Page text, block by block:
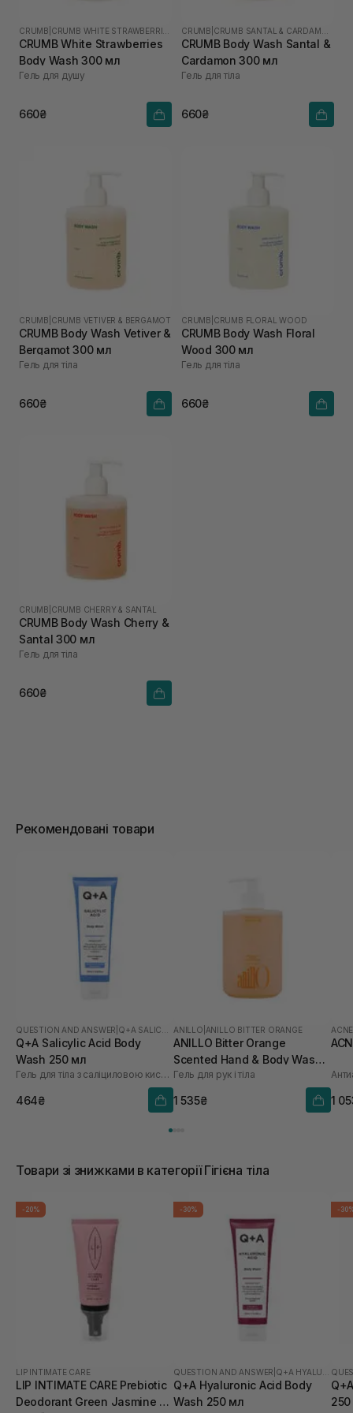
CRUMB
CRUMB White Strawberries
Body Wash 300 мл
Гель для душу
660₴
CRUMB
CRUMB Body Wash Santal &
Cardamon 300 мл
Гель для тіла
660₴
CRUMB CRUMB VETIVER & BERGAMOT
CRUMB Body Wash Vetiver &
Bergamot 300 мл
Гель для тіла
660₴
CRUMB CRUMB FLORAL WOOD
CRUMB Body Wash Floral
Wood 300 мл
Гель для тіла
660₴
CRUMB CRUMB CHERRY & SANTAL
CRUMB Body Wash Cherry &
Santal 300 мл
Гель для тіла
660₴
Рекомендовані товари
QUESTION AND ANSWER
Q+A Salicylic Acid Body
Wash 250 мл
Гель для тіла з саліциловою кислотою
464₴
ANILLO ANILLO BITTER ORANGE
ANILLO Bitter Orange
Scented Hand & Body Wash
450 мл
Гель для рук і тіла
1 535₴ 1
Товари зі знижками в категорії Гігієна тіла
-20%
LIP INTIMATE CARE
LIP INTIMATE CARE Prebiotic
Deodorant Green Jasmine 50
-30%
QUESTION AND ANSWER
Q+A Hyaluronic Acid Body
Wash 250 мл
-